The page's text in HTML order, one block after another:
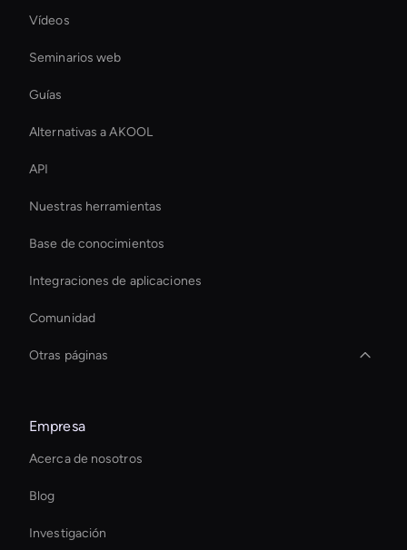
Vídeos
Seminarios web
Guías
Alternativas a AKOOL
API
Nuestras herramientas
Base de conocimientos
Integraciones de aplicaciones
Comunidad
Otras páginas
Holographic Ai Avatar
Live Cam Ai Avatar
Virtual Camera Ai
Virtual Spokesperson For Branding
Empresa
Acerca de nosotros
Blog
Investigación